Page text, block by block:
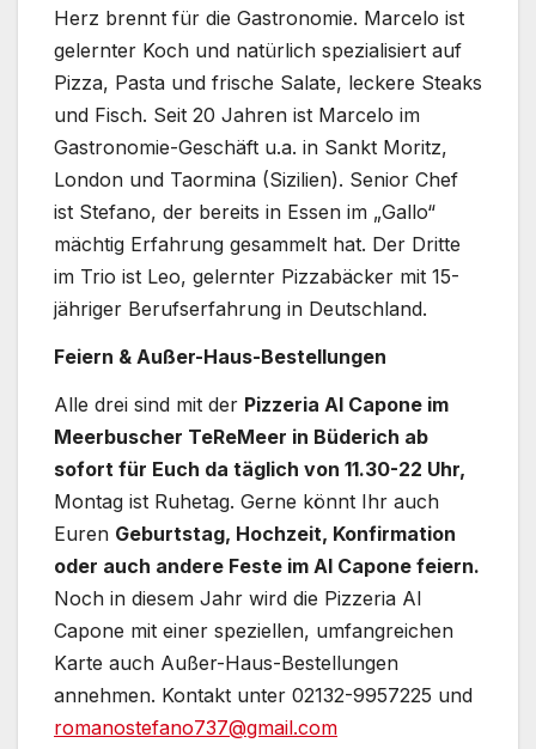
Herz brennt für die Gastronomie. Marcelo ist
gelernter Koch und natürlich spezialisiert auf
Pizza, Pasta und frische Salate, leckere Steaks
und Fisch. Seit 20 Jahren ist Marcelo im
Gastronomie-Geschäft u.a. in Sankt Moritz,
London und Taormina (Sizilien). Senior Chef
ist Stefano, der bereits in Essen im „Gallo“
mächtig Erfahrung gesammelt hat. Der Dritte
im Trio ist Leo, gelernter Pizzabäcker mit 15-
jähriger Berufserfahrung in Deutschland.
Feiern & Außer-Haus-Bestellungen
Alle drei sind mit der Pizzeria Al Capone im
Meerbuscher TeReMeer in Büderich ab
sofort für Euch da täglich von 11.30-22 Uhr,
Montag ist Ruhetag. Gerne könnt Ihr auch
Euren Geburtstag, Hochzeit, Konfirmation
oder auch andere Feste im Al Capone feiern.
Noch in diesem Jahr wird die Pizzeria Al
Capone mit einer speziellen, umfangreichen
Karte auch Außer-Haus-Bestellungen
annehmen. Kontakt unter 02132-9957225 und
romanostefano737@gmail.com